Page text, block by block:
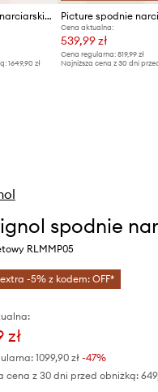
BOGNER Fire+Ice spodnie narciarskie NIC-T
1649,90 zł
Picture spodnie
Cena aktualna:
539,99 zł
Cena regularna:819,99 zł
Najniższa cena z 30 dni
spodnie
RLMMP05
extra -5% z kodem: OFF*
zł
1099,90 zł-47%
cena z 30 dni przed obniżką: